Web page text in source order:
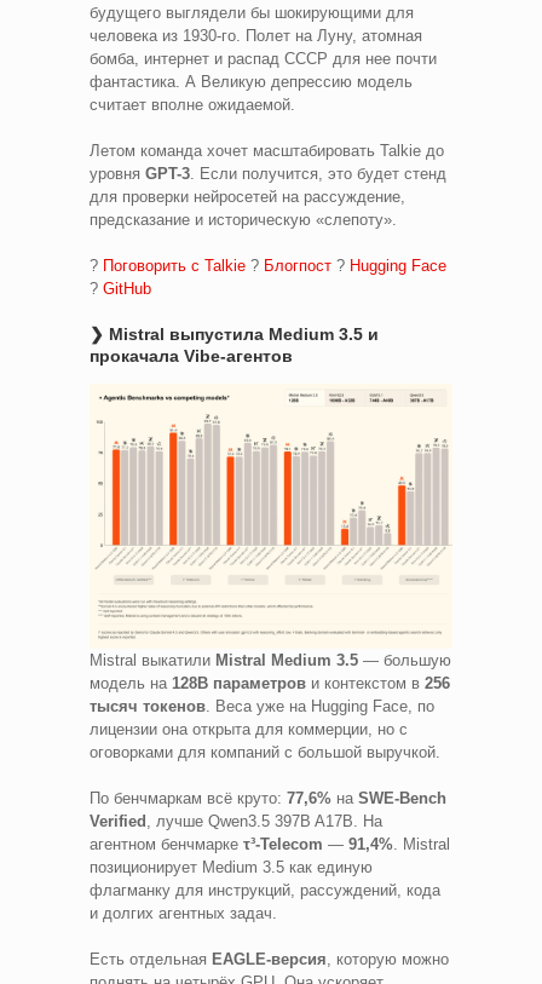
будущего выглядели бы шокирующими для
человека из 1930-го. Полет на Луну, атомная
бомба, интернет и распад СССР для нее почти
фантастика. А Великую депрессию модель
считает вполне ожидаемой.
Летом команда хочет масштабировать Talkie до
уровня GPT-3 . Если получится, это будет стенд
для проверки нейросетей на рассуждение,
предсказание и историческую «слепоту».
? Поговорить с Talkie ? Блогпост ? Hugging Face
? GitHub
❯ Mistral выпустила Medium 3.5 и
прокачала Vibe-агентов
Mistral выкатили Mistral Medium 3.5 — большую
модель на 128B параметров и контекстом в 256
тысяч токенов. Веса уже на Hugging Face, по
лицензии она открыта для коммерции, но с
оговорками для компаний с большой выручкой.
По бенчмаркам всё круто: 77,6% на SWE-Bench
Verified , лучше Qwen3.5 397B A17B. На
агентном бенчмарке τ³-Telecom — 91,4%. Mistral
позиционирует Medium 3.5 как единую
флагманку для инструкций, рассуждений, кода
и долгих агентных задач.
Есть отдельная EAGLE-версия, которую можно